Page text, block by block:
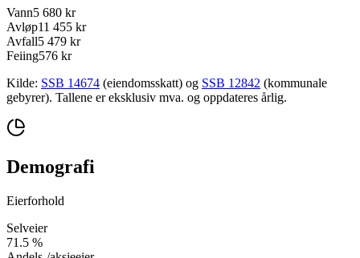
Vann5 680 kr
Avløp11 455 kr
Avfall5 479 kr
Feiing576 kr
Kilde: SSB 14674 (eiendomsskatt) og SSB 12842 (kommunale
gebyrer). Tallene er eksklusiv mva. og oppdateres årlig.
Demografi
Eierforhold
Selveier
71.5 %